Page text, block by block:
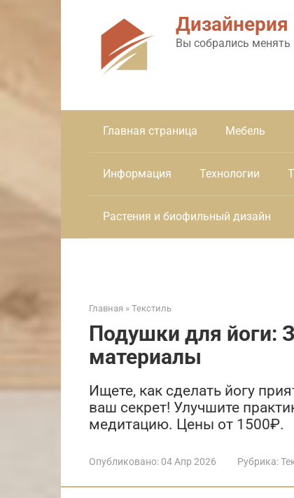
Дизайнерия
Вы собрались
Главная страница Мебель
Информация Технологии
Растения и биофильный дизайн
Главная » Текстиль
Подушки для йоги:
материалы
Ищете, как сделать йогу
ваш секрет! Улучшите
медитацию. Цены от 1500₽.
Опубликовано: 04 Апр 2026 Рубрика: